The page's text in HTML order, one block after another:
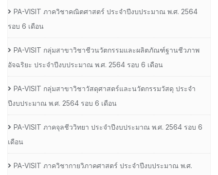
PA-VISIT ภาควิชาคณิตศาสตร์ ประจำปีงบประมาณ พ.ศ. 2564
รอบ 6 เดือน
PA-VISIT กลุ่มสาขาวิชาชีวนวัตกรรมและผลิตภัณฑ์ฐานชีวภาพ
อัจฉริยะ ประจำปีงบประมาณ พ.ศ. 2564 รอบ 6 เดือน
PA-VISIT กลุ่มสาขาวิชาวัสดุศาสตร์และนวัตกรรมวัสดุ ประจำ
ปีงบประมาณ พ.ศ. 2564 รอบ 6 เดือน
PA-VISIT ภาคจุลชีววิทยา ประจำปีงบประมาณ พ.ศ. 2564 รอบ 6
เดือน
PA-VISIT ภาควิชากายวิภาคศาสตร์ ประจำปีงบประมาณ พ.ศ.